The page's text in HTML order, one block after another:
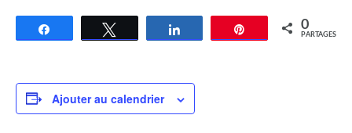
Épingle 0
PARTAGES
Ajouter au calendrier